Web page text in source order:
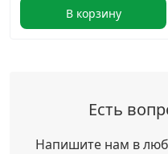
В корзину
Есть
Напишите нам в